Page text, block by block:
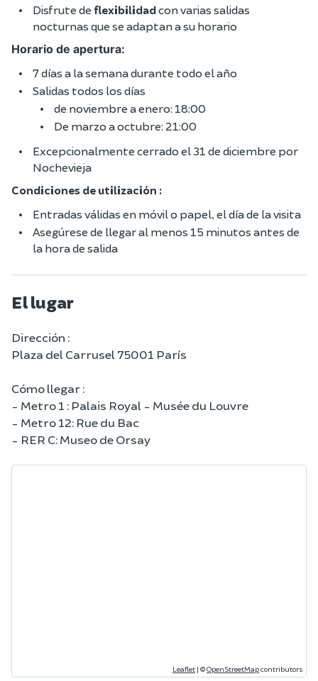
Disfrute de flexibilidadcon varias salidas
nocturnas que se adaptan a su horario
Horario de apertura:
7 días a la semana durante todo el año
Salidas todos los días
de noviembre a enero: 18:00
De marzo a octubre: 21:00
Excepcionalmente cerrado el 31 de diciembre por
Nochevieja
Condiciones de utilización :
Entradas válidas en móvil o papel, el día de la visita
Asegúrese de llegar al menos 15 minutos antes de
la hora de salida
El lugar
Dirección :
Plaza del Carrusel 75001 París
Cómo llegar :
- Metro 1 : Palais Royal - Musée du Louvre
- Metro 12: Rue du Bac
- RER C: Museo de Orsay
Leaflet | ©OpenStreetMapcontributors